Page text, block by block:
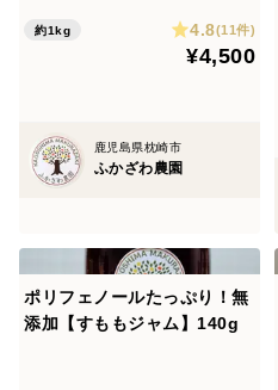
約1kg 4.8(11件)
¥4,500
鹿児島県枕崎市
ふかざわ農園
ポリフェノールたっぷり！無
添加【すももジャム】140g